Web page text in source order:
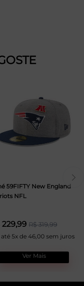
59FIFTY New England
NFL
229,99 R$ 319,99
5x de 46,00 sem juros
Ver Mais